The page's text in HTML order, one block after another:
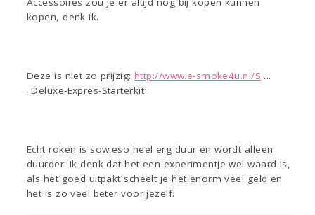
kopen, denk ik.
Deze is niet zo prijzig:http://www.e-smoke4u.nl/S ...
_Deluxe-Expres-Starterkit
Echt roken is sowieso heel erg duur en wordt alleen
duurder. Ik denk dat het een experimentje wel waard is,
als het goed uitpakt scheelt je het enorm veel geld en
het is zo veel beter voor jezelf.